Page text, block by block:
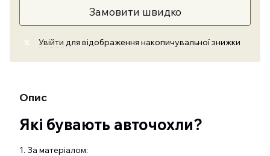
Замовити швидко
% Увійти для відображення накопичувальної знижки
Опис
Які бувають авточохли?
1. За матеріалом: